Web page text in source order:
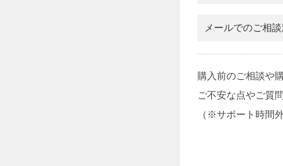
メールでのご相談
購入前のご相談や
ご不安な点やご質
（※サポート時間